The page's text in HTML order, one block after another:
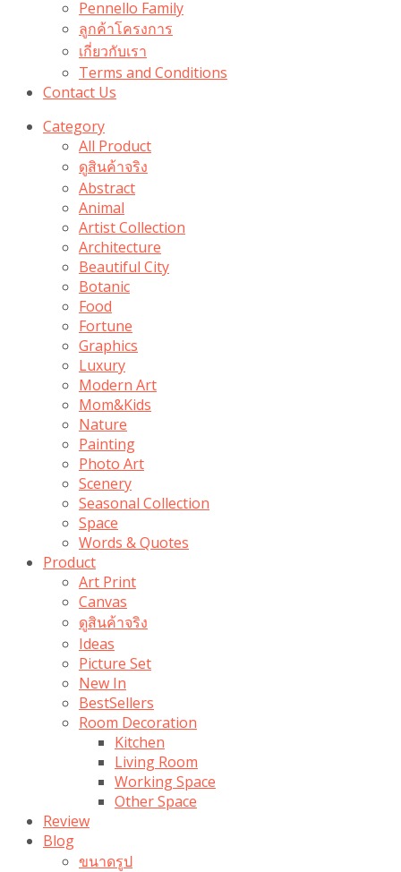
Pennello Family
ลูกค้าโครงการ
เกี่ยวกับเรา
Terms and Conditions
Contact Us
Category
All Product
ดูสินค้าจริง
Abstract
Animal
Artist Collection
Architecture
Beautiful City
Botanic
Food
Fortune
Graphics
Luxury
Modern Art
Mom&Kids
Nature
Painting
Photo Art
Scenery
Seasonal Collection
Space
Words & Quotes
Product
Art Print
Canvas
ดูสินค้าจริง
Ideas
Picture Set
New In
BestSellers
Room Decoration
Kitchen
Living Room
Working Space
Other Space
Review
Blog
ขนาดรูป